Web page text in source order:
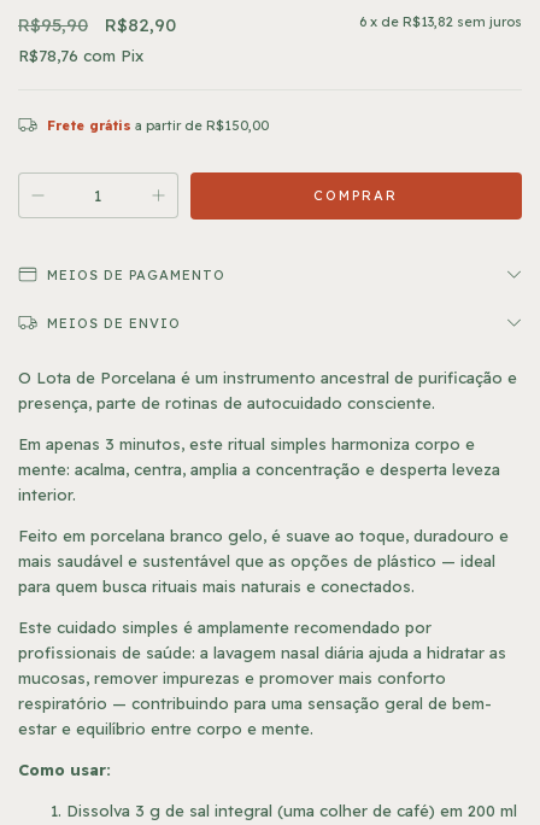
R$95,90 R$82,90 6 x de R$13,82 sem juros
R$78,76 com Pix
Frete grátis a partir deR$150,00
MEIOS DE PAGAMENTO
MEIOS DE ENVIO
O Lota de Porcelana é um instrumento ancestral de purificação e
presença, parte de rotinas de autocuidado consciente.
Em apenas 3 minutos, este ritual simples harmoniza corpo e
mente: acalma, centra, amplia a concentração e desperta leveza
interior.
Feito em porcelana branco gelo, é suave ao toque, duradouro e
mais saudável e sustentável que as opções de plástico — ideal
para quem busca rituais mais naturais e conectados.
Este cuidado simples é amplamente recomendado por
profissionais de saúde: a lavagem nasal diária ajuda a hidratar as
mucosas, remover impurezas e promover mais conforto
respiratório — contribuindo para uma sensação geral de bem-
estar e equilíbrio entre corpo e mente.
Como usar:
Dissolva 3 g de sal integral (uma colher de café) em 200 ml